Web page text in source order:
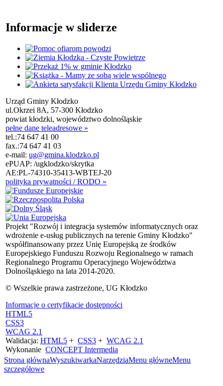
Informacje w sliderze
Urząd Gminy Kłodzko
ul.Okrzei 8A, 57-300 Kłodzko
powiat kłodzki, województwo dolnośląskie
pełne dane teleadresowe »
tel.:74 647 41 00
fax.:74 647 41 03
e-mail: ug@gmina.klodzko.pl
ePUAP: /ugklodzko/skrytka
AE:PL-74310-35413-WBTEJ-20
polityka prywatności / RODO »
Projekt "Rozwój i integracja systemów informatycznych oraz
wdrożenie e-usług publicznych na terenie Gminy Kłodzko"
współfinansowany przez Unię Europejską ze środków
Europejskiego Funduszu Rozwoju Regionalnego w ramach
Regionalnego Programu Operacyjnego Województwa
Dolnośląskiego na lata 2014-2020.
© Wszelkie prawa zastrzeżone, UG Kłodzko
Informacje o certyfikacie dostępności
HTML5
CSS3
WCAG 2.1
Walidacja: HTML5 + CSS3 + WCAG 2.1
Wykonanie CONCEPT Intermedia
Strona głównaWyszukiwarkaNarzędziaMenu główneMenu
szczegółowe